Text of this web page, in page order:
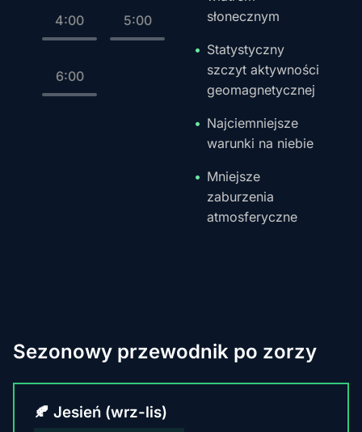
4:00 5:00
6:00
słonecznym
Statystyczny
szczyt aktywności
geomagnetycznej
Najciemniejsze
warunki na niebie
Mniejsze
zaburzenia
atmosferyczne
Sezonowy przewodnik po zorzy
🍂 Jesień (wrz-lis)